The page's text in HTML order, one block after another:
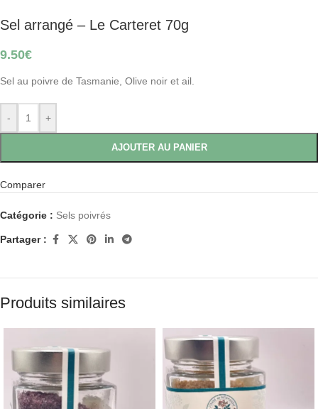
Sel arrangé – Le Carteret 70g
9.50€
Sel au poivre de Tasmanie, Olive noir et ail.
- +
AJOUTER AU PANIER
Comparer
Catégorie : Sels poivrés
Partager :
Produits similaires